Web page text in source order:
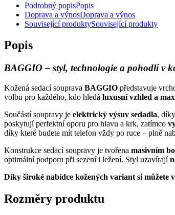
Podrobný popisPopis
Doprava a výnosDoprava a výnos
Související produktySouvisející produkty
Popis
BAGGIO – styl, technologie a pohodlí v
Kožená sedací souprava BAGGIO představuje
volbu pro každého, kdo hledá luxusní vzhled a
Součástí soupravy je elektrický výsuv sedadla,
poskytují perfektní oporu pro hlavu a krk, zatímco
díky které budete mít telefon vždy po ruce – plně
Konstrukce sedací soupravy je tvořena masivním
optimální podporu při sezení i ležení. Styl uzavírají
Díky široké nabídce kožených variant si
Rozměry produktu